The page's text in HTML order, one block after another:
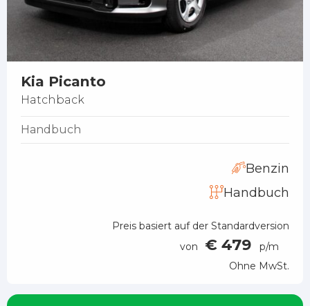
Kia Picanto
Hatchback
Handbuch
Benzin
Handbuch
Preis basiert auf der Standardversion
von
€ 479
p/m
Ohne MwSt.